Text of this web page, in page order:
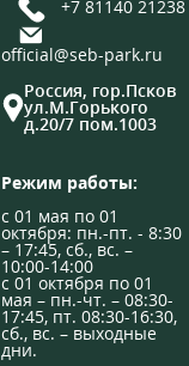
+7 81140 21238
official@seb-park.ru
Россия, гор.Псков
ул.М.Горького
д.20/7 пом.1003
Режим работы:
с 01 мая по 01
октября: пн.-пт. - 8:30
– 17:45, сб., вс. –
10:00-14:00
с 01 октября по 01
мая – пн.-чт. – 08:30-
17:45, пт. 08:30-16:30,
сб., вс. – выходные
дни.